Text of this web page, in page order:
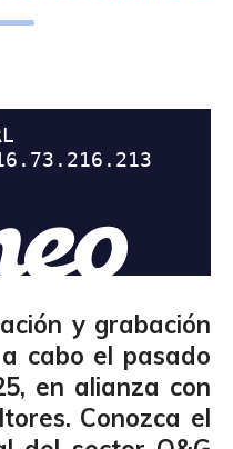
y grabación
cabo el pasado
en alianza con
Conozca el